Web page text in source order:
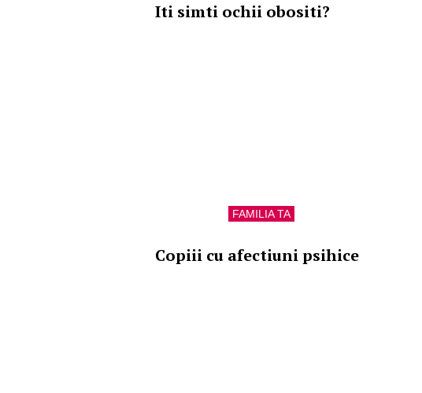
Iti simti ochii obositi?
FAMILIA TA
Copiii cu afectiuni psihice